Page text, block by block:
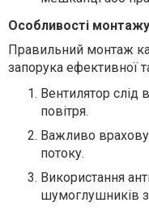
Особливості монтажу
Правильний монтаж
запорука ефективної
Вентилятор слід
повітря.
Важливо
потоку.
Використання
шумоглушників